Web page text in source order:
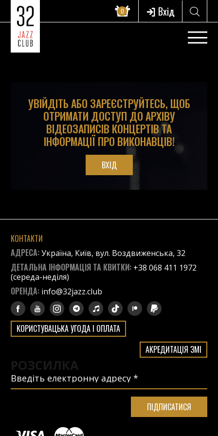
0 Вхід
УВІЙДІТЬ АБО ЗАРЕЄСТРУЙТЕСЬ, ЩОБ
ОТРИМАТИ ДОСТУП ДО АРХІВУ
ВІДЕОЗАПИСІВ КОНЦЕРТІВ ТА
ІНФОРМАЦІЇ ПРО ВИКОНАВЦІВ!
ВХІД
КОНТАКТИ
АДРЕСА:Україна, Київ, вул. Воздвиженська, 32
ДЕТАЛЬНА ІНФОРМАЦІЯ ТА КВИТКИ: +38 068 411 1972
(середа-неділя)
ОРЕНДА: info@32jazz.club
КОРИСТУВАЦЬКА УГОДА І ОПЛАТА
АКРЕДИТАЦІЯ ЗМІ
РОЗСИЛКА